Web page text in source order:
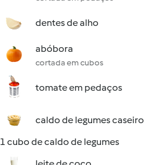
dentes de alho
abóbora
cortada em cubos
tomate em pedaços
caldo de legumes caseiro
1 cubo de caldo de legumes